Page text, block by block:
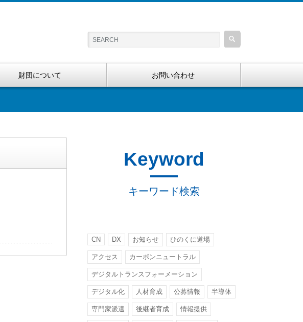
財団について お問い合わせ
Keyword
キーワード検索
CN DX お知らせ ひのくに道場
アクセス カーボンニュートラル
デジタルトランスフォーメーション
デジタル化 人材育成 公募情報 半導体
専門家派遣 後継者育成 情報提供